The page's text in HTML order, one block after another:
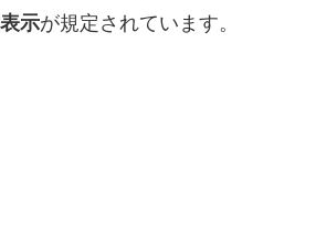
示が規定されています。